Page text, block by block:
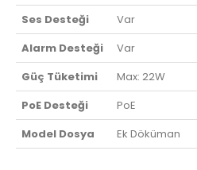
Ses Desteği
Var
Alarm Desteği
Var
Güç Tüketimi
Max: 22W
PoE Desteği
PoE
Model Dosya
Ek Döküman